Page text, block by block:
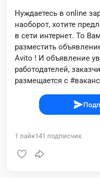
Нуждаетесь в online
наоборот, хотите
в сети интернет. То
разместить
Avito ! И объявление
работодателей,
размещается с
1 лайк141 подписчик